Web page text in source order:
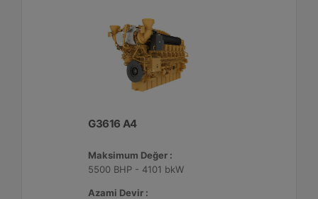
G3616 A4
Maksimum Değer :
5500 BHP - 4101 bkW
Azami Devir :